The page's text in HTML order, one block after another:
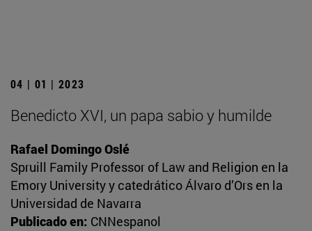
04 | 01 | 2023
Benedicto XVI, un papa sabio y humilde
Rafael Domingo Oslé
Spruill Family Professor of Law and Religion en la
Emory University y catedrático Álvaro d’Ors en la
Universidad de Navarra
Publicado en: CNNespanol